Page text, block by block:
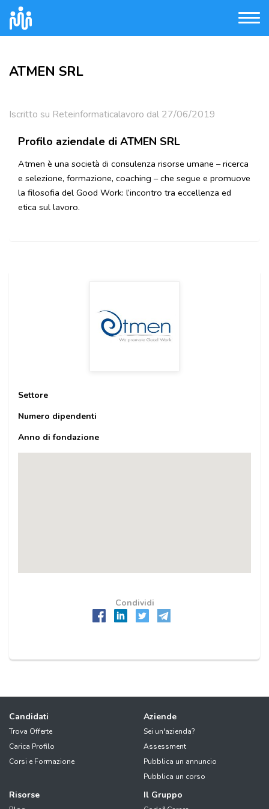
ATMEN SRL
Iscritto su Reteinformaticalavoro dal 27/06/2019
Profilo aziendale di ATMEN SRL
Atmen è una società di consulenza risorse umane – ricerca
e selezione, formazione, coaching – che segue e promuove
la filosofia del Good Work: l’incontro tra eccellenza ed
etica sul lavoro.
Settore
Numero dipendenti
Anno di fondazione
Condividi
Candidati
Trova Offerte
Carica Profilo
Corsi e Formazione
Aziende
Sei un'azienda?
Assessment
Pubblica un annuncio
Pubblica un corso
Risorse Il Gruppo